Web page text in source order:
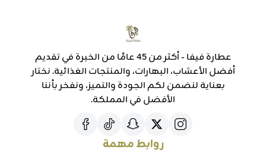
عطارة فيفا - أكثر من 45 عامًا من الخبرة في تقديم
أفضل الأعشاب، البهارات، والمنتجات الغذائية. نختار
بعناية لنضمن لكم الجودة والتميز، ونفخر بأننا
الأفضل في المملكة.
روابط مهمة